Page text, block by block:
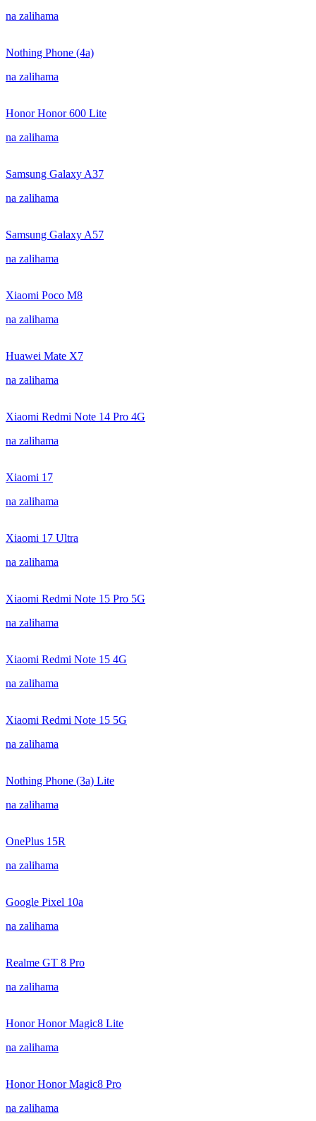
na zalihama
Nothing Phone (4a)
na zalihama
Honor Honor 600 Lite
na zalihama
Samsung Galaxy A37
na zalihama
Samsung Galaxy A57
na zalihama
Xiaomi Poco M8
na zalihama
Huawei Mate X7
na zalihama
Xiaomi Redmi Note 14 Pro 4G
na zalihama
Xiaomi 17
na zalihama
Xiaomi 17 Ultra
na zalihama
Xiaomi Redmi Note 15 Pro 5G
na zalihama
Xiaomi Redmi Note 15 4G
na zalihama
Xiaomi Redmi Note 15 5G
na zalihama
Nothing Phone (3a) Lite
na zalihama
OnePlus 15R
na zalihama
Google Pixel 10a
na zalihama
Realme GT 8 Pro
na zalihama
Honor Honor Magic8 Lite
na zalihama
Honor Honor Magic8 Pro
na zalihama